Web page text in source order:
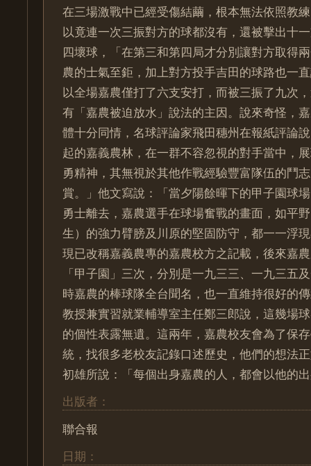
在三場激戰中已經受傷結繭，根本無法依照教
以竟連一次三振對方的球都沒有，還被擊出十
四壞球，「在第三和第四局才分別讓對方取得
農的士氣至鉅，加上對方投手吉田的球路也一
以全場嘉農僅打了六支安打，而被三振了九次
有「嘉農被迫放水」說法的主因。說來奇怪，
體十分同情，名球評論家飛田穗州在報紙評論
起的嘉義農林，在一群不容忽視的對手當中，
勇精神，其無視於其他作戰經驗豐富隊伍的鬥
賞。」他文寫說：「當夕陽餘暉下的甲子園球
勇士離去，嘉農選手在球場奮戰的畫面，如平
生）的強力臂膀及川原的堅固防守，都一一
現已改稱嘉義農專的嘉農校方之記載，後來嘉
「甲子園」三次，分別是一九三三、一九三五
時嘉農的棒球隊全台聞名，也一直維持很好的
教授兼實習就業輔導室主任鄭三郎說，這幾場
的個性表露無遺。這兩年，嘉農校友會為了保
統，找很多老校友記錄口述歷史，他們的想法
初雄所說：「每個出身嘉農的人，都會以他的
出版者：
聯合報
日期：